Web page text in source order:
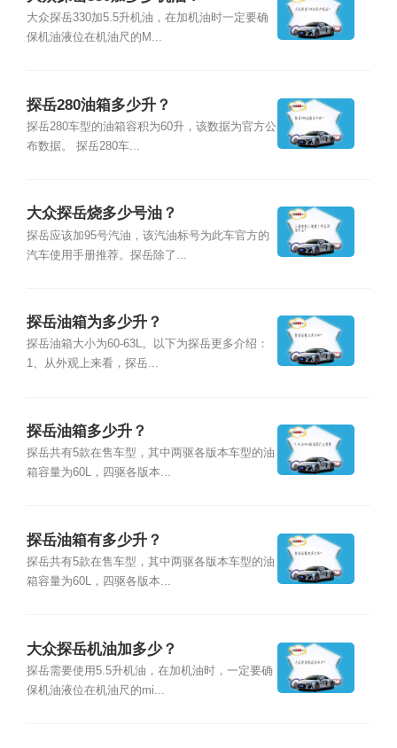
大众探岳330加5.5升机油，在加机油时一定要确
保机油液位在机油尺的M...
探岳280油箱多少升？
探岳280车型的油箱容积为60升，该数据为官方公
布数据。 探岳280车...
大众探岳烧多少号油？
探岳应该加95号汽油，该汽油标号为此车官方的
汽车使用手册推荐。探岳除了...
探岳油箱为多少升？
探岳油箱大小为60-63L。以下为探岳更多介绍：
1、从外观上来看，探岳...
探岳油箱多少升？
探岳共有5款在售车型，其中两驱各版本车型的油
箱容量为60L，四驱各版本...
探岳油箱有多少升？
探岳共有5款在售车型，其中两驱各版本车型的油
箱容量为60L，四驱各版本...
大众探岳机油加多少？
探岳需要使用5.5升机油，在加机油时，一定要确
保机油液位在机油尺的mi...